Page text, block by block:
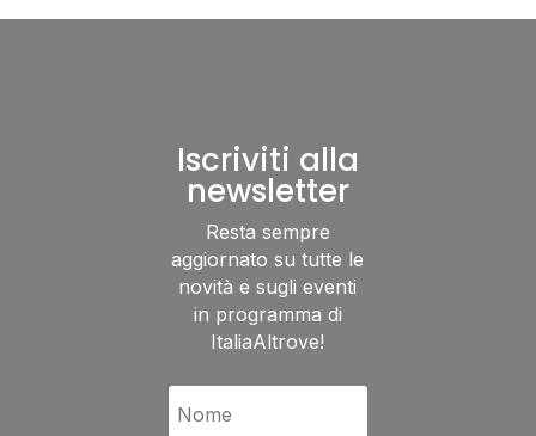
Iscriviti alla
newsletter
Resta sempre
aggiornato su tutte le
novità e sugli eventi
in programma di
ItaliaAltrove!